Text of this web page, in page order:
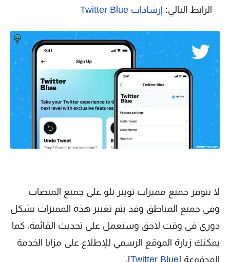
الرابط التالي: إرشادات Twitter Blue
لا تتوفر جميع مميزات تويتر بلو على جميع المنصات
وفي جميع المناطق وقد يتم تغيير هذه المميزات بشكل
دوري في وقت لاحق وسنعمل على تحديث القائمة، كما
يمكنك زيارة الموقع الرسمي للإطلاع على مزايا الخدمة
المدفوعة [Twitter Blue
].